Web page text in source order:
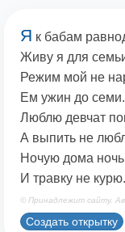
Я к бабам
Живу я для
Режим мой не
Ем ужин до семи.
Люблю девчат
А выпить не
Ночую дома
И травку не курю.
© Принадлежит сайту.
Создать открытку